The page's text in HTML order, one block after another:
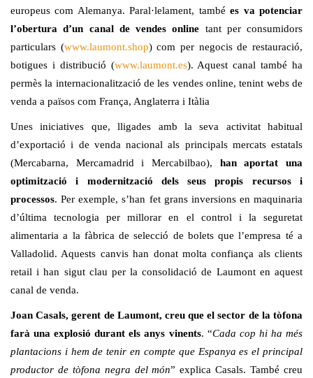
europeus com Alemanya. Paral·lelament, tambées va potenciar
l’obertura d’un canal de vendes online tant per consumidors
particulars (www.laumont.shop) com per negocis de restauració,
botigues i distribució (www.laumont.es). Aquest canal també ha
permès la internacionalització de les vendes online, tenint webs de
venda a països com França, Anglaterra i Itàlia
Unes iniciatives que, lligades amb la seva activitat habitual
d’exportació i de venda nacional als principals mercats estatals
(Mercabarna, Mercamadrid i Mercabilbao), han aportat una
optimització i modernització dels seus propis recursos i
processos. Per exemple, s’han fet grans inversions en maquinaria
d’última tecnologia per millorar en el control i la seguretat
alimentaria a la fàbrica de selecció de bolets que l’empresa té a
Valladolid. Aquests canvis han donat molta confiança als clients
retail i han sigut clau per la consolidació de Laumont en aquest
canal de venda.
Joan Casals, gerent de Laumont, creu que el sector de la tòfona
farà una explosió durant els anys vinents. “Cada cop hi ha més
plantacions i hem de tenir en compte que Espanya es el principal
productor de tòfona negra del món” explica Casals. També creu